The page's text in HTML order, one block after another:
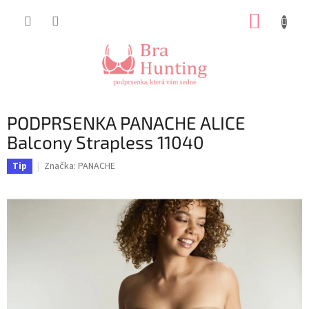
PODPRSENKA PANACHE ALICE
Balcony Strapless 11040
Tip Značka: PANACHE